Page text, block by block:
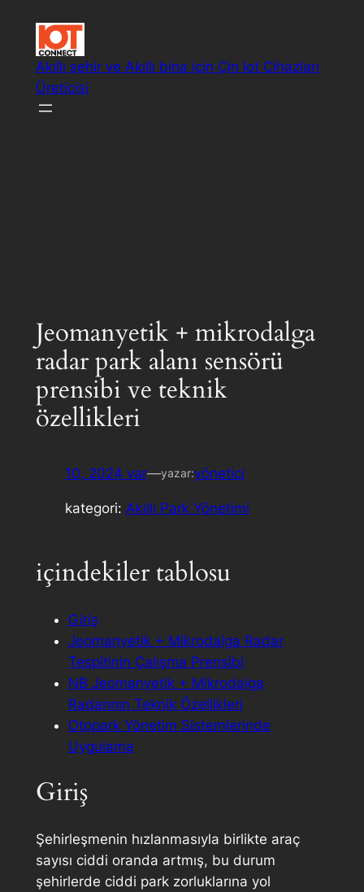
Akıllı şehir ve Akıllı bina için Çin Iot Cihazları
Üreticisi
Jeomanyetik + mikrodalga
radar park alanı sensörü
prensibi ve teknik
özellikleri
10, 2024 var—yazar:yönetici
kategori: Akıllı Park Yönetimi
içindekiler tablosu
Giriş
Jeomanyetik + Mikrodalga Radar
Tespitinin Çalışma Prensibi
NB Jeomanyetik + Mikrodalga
Radarının Teknik Özellikleri
Otopark Yönetim Sistemlerinde
Uygulama
Giriş
Şehirleşmenin hızlanmasıyla birlikte araç
sayısı ciddi oranda artmış, bu durum
şehirlerde ciddi park zorluklarına yol